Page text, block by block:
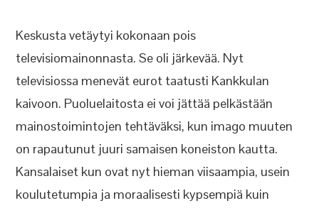
Keskusta vetäytyi kokonaan pois
televisiomainonnasta. Se oli järkevää. Nyt
televisiossa menevät eurot taatusti Kankkulan
kaivoon. Puoluelaitosta ei voi jättää pelkästään
mainostoimintojen tehtäväksi, kun imago muuten
on rapautunut juuri samaisen koneiston kautta.
Kansalaiset kun ovat nyt hieman viisaampia, usein
koulutetumpia ja moraalisesti kypsempiä kuin